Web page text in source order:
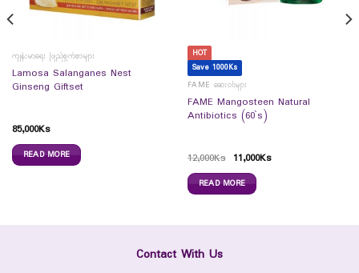
ကျန်းမာရေး ဖြည့်စွက်စာများ
Lamosa Salanganes Nest
Ginseng Giftset
85,000Ks
READ MORE
HOT
Save 1000Ks
FAME ဆေးဝါးများ
FAME Mangosteen Natural
Antibiotics (60`s)
12,000Ks 11,000Ks
READ MORE
Contact With Us